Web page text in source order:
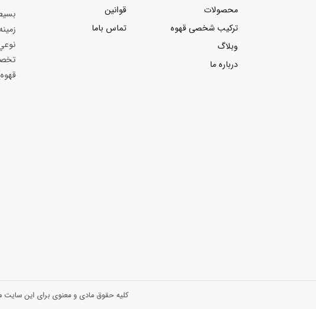
محصولات
ترکیب شخصی قهوه
وبلاگ
درباره ما
قوانین
تماس باما
کلیه حقوق مادی و معنوی برای این